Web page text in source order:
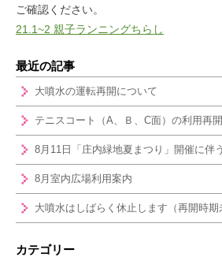
ご確認ください。
21.1~2 親子ランニングちらし
最近の記事
大噴水の運転再開について
テニスコート（A、Ｂ、C面）の利用再
8月11日「庄内緑地夏まつり」開催に伴
8月室内広場利用案内
大噴水はしばらく休止します（再開時期
カテゴリー